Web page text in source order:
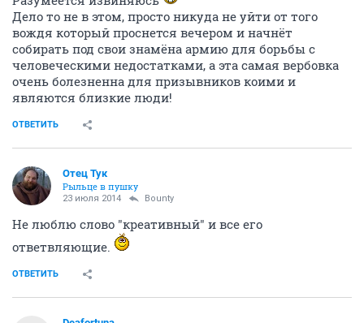
Дело то не в этом, просто никуда не уйти от того
вождя который проснется вечером и начнёт
собирать под свои знамёна армию для борьбы с
человеческими недостатками, а эта самая вербовка
очень болезненна для призывников коими и
являются близкие люди!
ОТВЕТИТЬ
Отец Тук
Рыльце в пушку
23 июля 2014 Bounty
Не люблю слово "креативный" и все его
ответвляющие.
ОТВЕТИТЬ